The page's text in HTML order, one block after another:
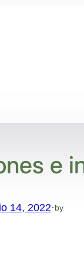
e
14, 2022·by